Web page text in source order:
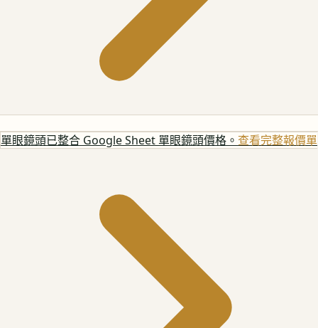
單眼鏡頭已整合 Google Sheet 單眼鏡頭價格。 查看完整報價單